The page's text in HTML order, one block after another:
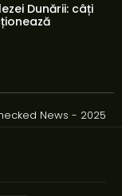
Dunării: câți
News - 2025